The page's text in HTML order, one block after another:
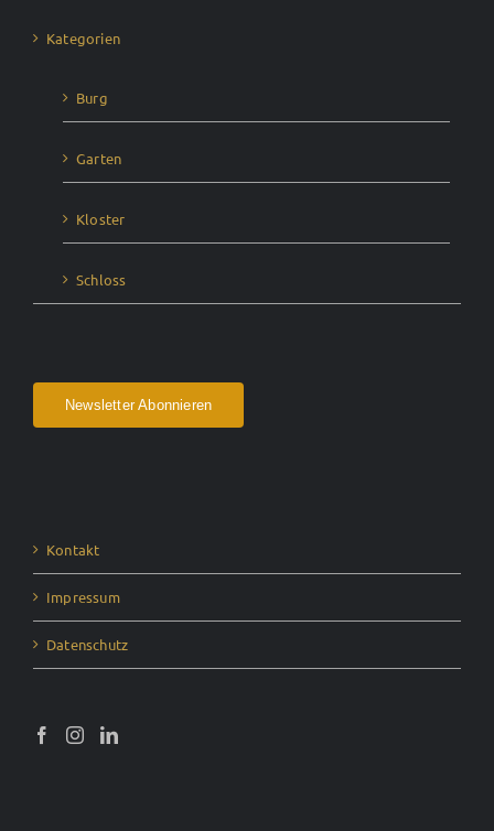
Kategorien
Burg
Garten
Kloster
Schloss
Newsletter Abonnieren
Kontakt
Impressum
Datenschutz